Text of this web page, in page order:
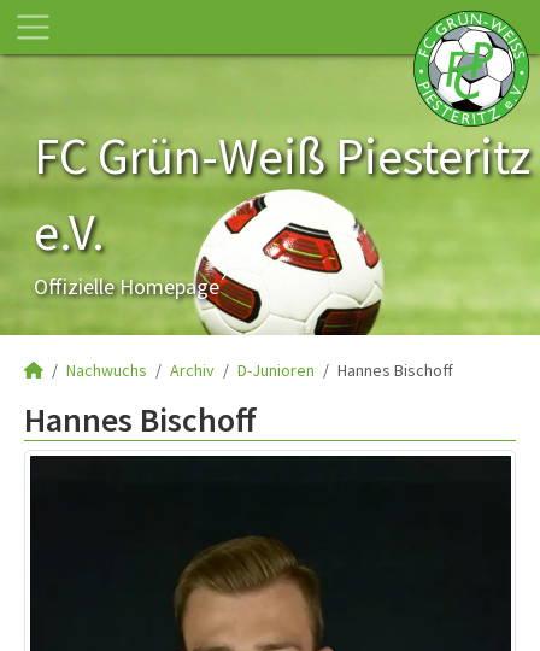
FC Grün-Weiß Piesteritz
e.V.
Offizielle Homepage
Nachwuchs Archiv D-Junioren Hannes Bischoff
Hannes Bischoff